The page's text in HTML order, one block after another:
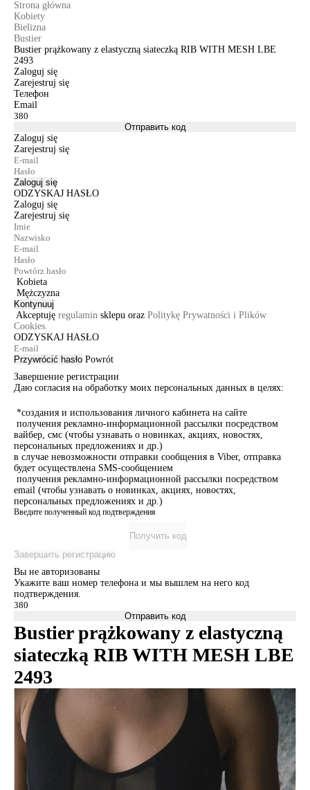
Strona główna
Kobiety
Bielizna
Bustier
Bustier prążkowany z elastyczną siateczką RIB WITH MESH LBE
2493
Zaloguj się
Zarejestruj się
Телефон
Email
Отправить код
Zaloguj się
Zarejestruj się
Zaloguj się
ODZYSKAJ HASŁO
Zaloguj się
Zarejestruj się
Kobieta
Mężczyzna
Kontynuuj
Akceptuję regulamin sklepu oraz Politykę Prywatności i Plików
Cookies.
ODZYSKAJ HASŁO
Przywrócić hasło Powrót
Завершение регистрации
Даю согласия на обработку моих персональных данных в целях:
*создания и использования личного кабинета на сайте
получения рекламно-информационной рассылки посредством
вайбер, смс (чтобы узнавать о новинках, акциях, новостях,
персональных предложениях и др.)
в случае невозможности отправки сообщения в Viber, отправка
будет осуществлена SMS-сообщением
получения рекламно-информационной рассылки посредством
email (чтобы узнавать о новинках, акциях, новостях,
персональных предложениях и др.)
Введите полученный код подтверждения
Получить код
Завершить регистрацию
Вы не авторизованы
Укажите ваш номер телефона и мы вышлем на него код
подтверждения.
Отправить код
Bustier prążkowany z elastyczną
siateczką RIB WITH MESH LBE
2493